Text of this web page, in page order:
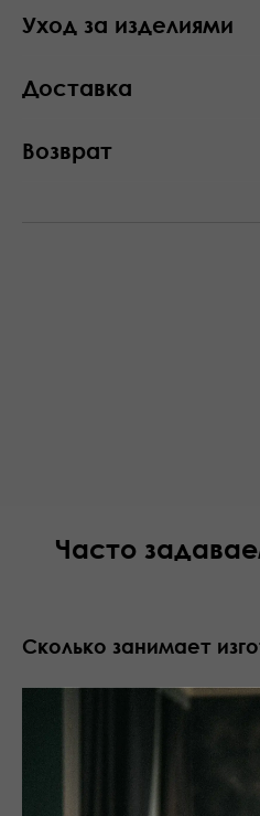
Уход за изделиями
Доставка
Возврат
Часто
Сколько занимает
Какие ключи
Можно ли сделать